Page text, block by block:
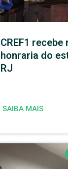
CREF1 recebe
honraria do
RJ
SAIBA MAIS